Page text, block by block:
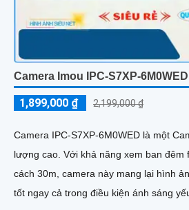
Camera Imou IPC-S7XP-6M0WED
1,899,000 ₫ 2,199,000 ₫
Camera IPC-S7XP-6M0WED là một
lượng cao. Với khả năng xem ban đêm full color trong khoảng
cách 30m, camera này mang lại hình
tốt ngay cả trong điều kiện ánh sáng